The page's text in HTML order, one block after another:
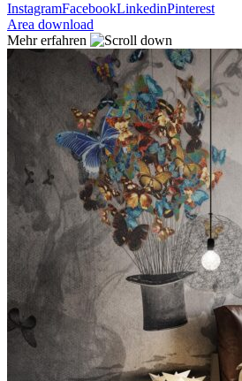
InstagramFacebookLinkedinPinterest
Area download
Mehr erfahren